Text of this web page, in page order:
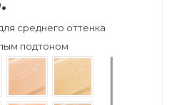
среднего оттенка
подтоном